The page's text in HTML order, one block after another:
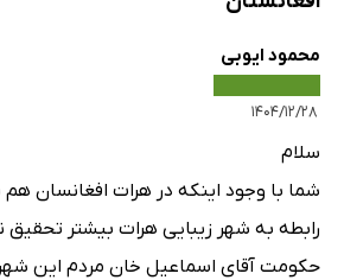
واکنش منفی به مدرن شدن
20 فیلم یا 20 سال آوارگی
پنج سال سلطۀ طالبان
وعده‌هایی که عملی نشد
آرزوی حذف خشونت
پاریس در کابل
محمود ایوبی
۱۴۰۴/۱۲/۲۸
سلام
شما با وجود اینکه در هرات افغانسان هم
رابطه به شهر زیبایی هرات بیشتر تحقیق
حکومت آقای اسماعیل خان مردم این شهر